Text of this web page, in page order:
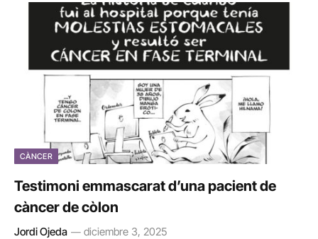
CÀNCER
Testimoni emmascarat d’una pacient de
càncer de còlon
Jordi Ojeda diciembre 3, 2025